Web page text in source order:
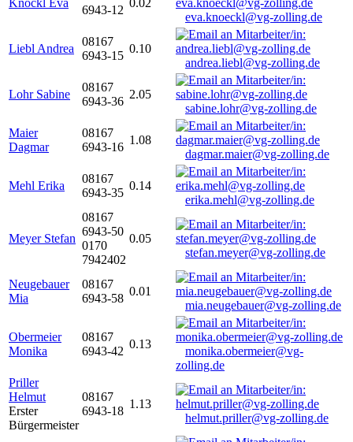
Knöckl Eva
6943-12
0.02
eva.knoeckl@vg-zolling.de
Liebl Andrea
08167
6943-15
0.10
andrea.liebl@vg-zolling.de
Lohr Sabine
08167
6943-36
2.05
sabine.lohr@vg-zolling.de
Maier
Dagmar
08167
6943-16
1.08
dagmar.maier@vg-zolling.de
Mehl Erika
08167
6943-35
0.14
erika.mehl@vg-zolling.de
Meyer Stefan
08167
6943-50
0170
7942402
0.05
stefan.meyer@vg-zolling.de
Neugebauer
Mia
08167
6943-58
0.01
mia.neugebauer@vg-zolling.de
Obermeier
Monika
08167
6943-42
0.13
monika.obermeier@vg-
zolling.de
Priller
Helmut
Erster
Bürgermeister
08167
6943-18
1.13
helmut.priller@vg-zolling.de